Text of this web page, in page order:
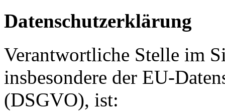
Datenschutzerklärung
Verantwortliche Stelle im
insbesondere der EU-
(DSGVO), ist: